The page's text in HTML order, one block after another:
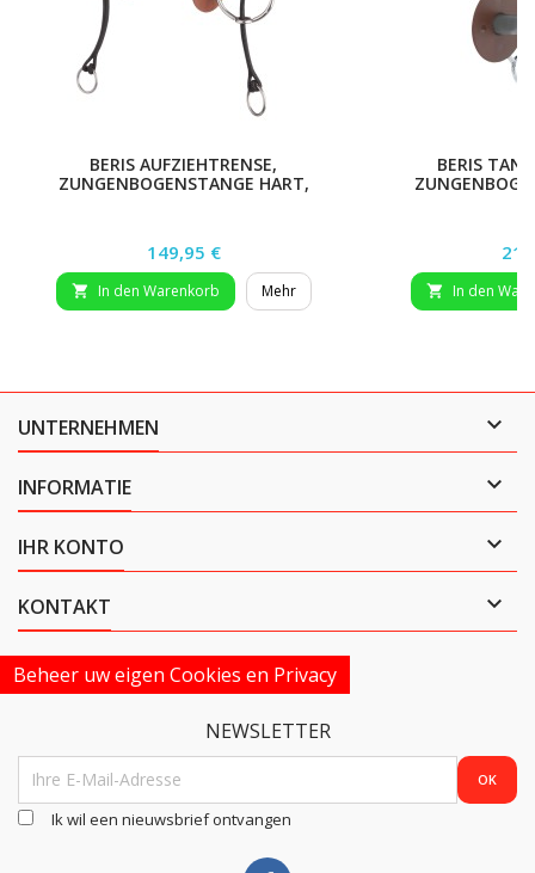
BERIS AUFZIEHTRENSE,
ZUNGENBOGENSTANGE HART,
Preis
149,95 €
 In den Warenkorb Mehr
BERIS
 In den
UNTERNEHMEN 
INFORMATIE 
IHR KONTO 
KONTAKT 
Beheer uw eigen Cookies en Privacy
NEWSLETTER
Ik wil een nieuwsbrief ontvangen